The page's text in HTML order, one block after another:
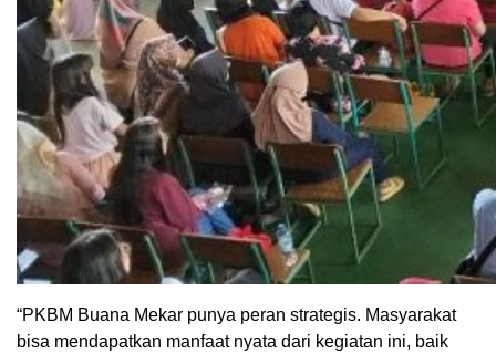
“PKBM Buana Mekar punya peran strategis. Masyarakat
bisa mendapatkan manfaat nyata dari kegiatan ini, baik